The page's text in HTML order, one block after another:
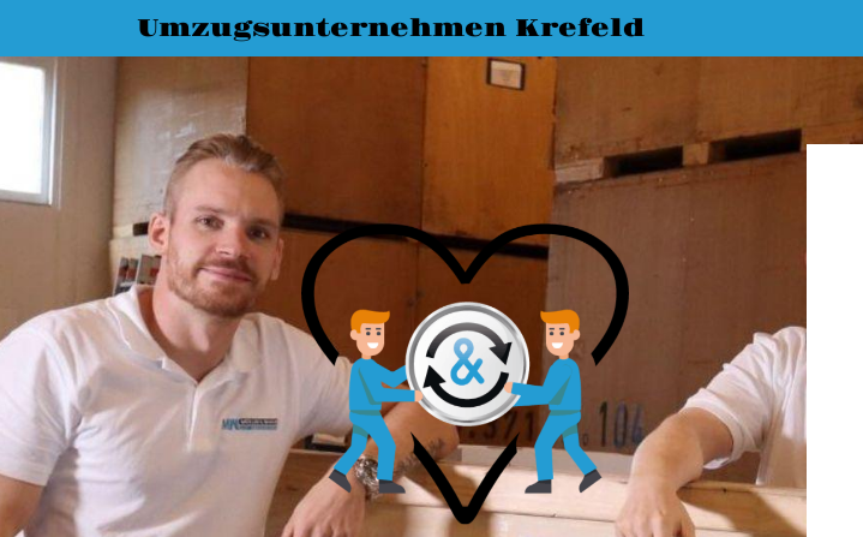
Umzugsunternehmen Krefeld